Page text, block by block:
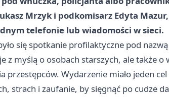
Mrzyk i podkomisarz Edyta
telefonie lub wiadomości w sieci.
się spotkanie profilaktyczne pod
z myślą o osobach starszych, ale także
przestępców. Wydarzenie miało jeden
strach i zaufanie, by sięgnąć po cudze